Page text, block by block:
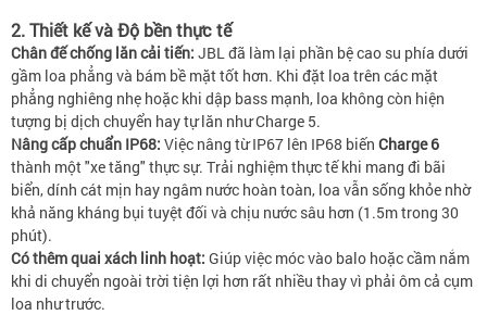
2. Thiết kế và Độ bền thực tế
Chân đế chống lăn cải tiến: JBL đã làm lại phần bệ cao su phía dưới
gầm loa phẳng và bám bề mặt tốt hơn. Khi đặt loa trên các mặt
phẳng nghiêng nhẹ hoặc khi dập bass mạnh, loa không còn hiện
tượng bị dịch chuyển hay tự lăn như Charge 5.
Nâng cấp chuẩn IP68: Việc nâng từ IP67 lên IP68 biến Charge 6
thành một "xe tăng" thực sự. Trải nghiệm thực tế khi mang đi bãi
biển, dính cát mịn hay ngâm nước hoàn toàn, loa vẫn sống khỏe nhờ
khả năng kháng bụi tuyệt đối và chịu nước sâu hơn (1.5m trong 30
phút).
Có thêm quai xách linh hoạt: Giúp việc móc vào balo hoặc cầm nắm
khi di chuyển ngoài trời tiện lợi hơn rất nhiều thay vì phải ôm cả cụm
loa như trước.